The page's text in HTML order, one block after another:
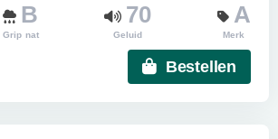
B
Grip nat
70
Geluid
A
Merk
Bestellen